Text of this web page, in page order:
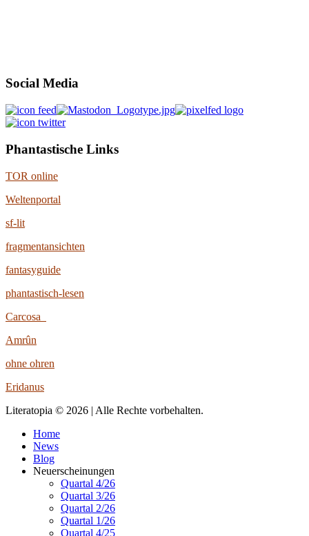
Social Media
Phantastische Links
TOR online
Weltenportal
sf-lit
fragmentansichten
fantasyguide
phantastisch-lesen
Carcosa
Amrûn
ohne ohren
Eridanus
Literatopia © 2026 | Alle Rechte vorbehalten.
Home
News
Blog
Neuerscheinungen
Quartal 4/26
Quartal 3/26
Quartal 2/26
Quartal 1/26
Quartal 4/25